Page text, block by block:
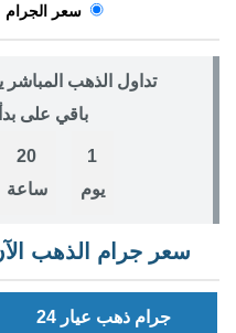
سعر الجرام
تداول الذهب
باقي على
1
يوم
20
ساعة
سعر جرام الذهب
جرام ذهب عيار 24